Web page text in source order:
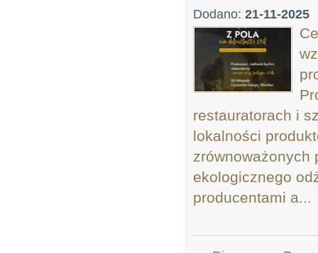
Dodano: 21-11-2025
restauratorach i
lokalności
zrównoważonych
ekologicznego
producentami a...